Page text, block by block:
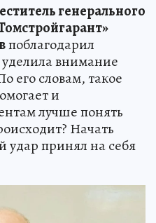
генерального
поблагодарил
внимание
его словам, такое
и
лучше понять
Начать
удар принял на себя